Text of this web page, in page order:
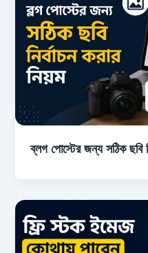
ব্লগ পোস্টের জন্য সঠিক ছবি